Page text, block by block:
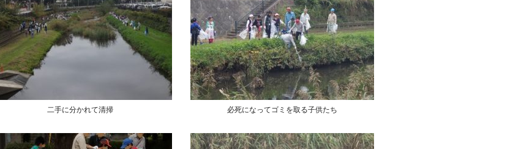
二手に分かれて清掃 必死になってゴミを取る子供たち